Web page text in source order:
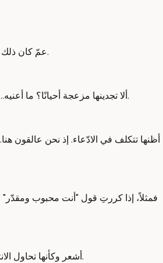
عمّ كان ذلك الأمر؟ لا شيء يُذكر. لا يهم.
ألا تجدينها مزعجة أحيانًا؟ ما أعنيه.. هي طيّبة مع الكلّ. لا أدري.
أظنها تتكلف في الادّعاء. إذ نحن عالقون
فمثلاً، إذا كررتِ قول "أنت محبوب
أشعر وكأنها تحاول الانتفاع منكِ، أفهمتِ؟ لا أدري.